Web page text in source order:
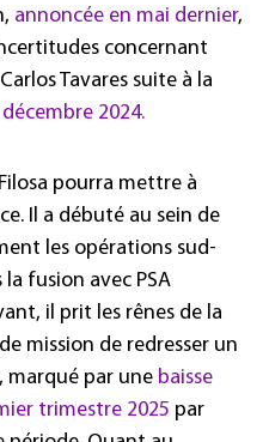
annoncée en mai dernier,
concernant
Tavares suite à la
2024.
pourra mettre à
Il a débuté au sein de
les opérations sud-
la fusion avec PSA
il prit les rênes de la
mission de redresser un
marqué par une baisse
trimestre 2025 par